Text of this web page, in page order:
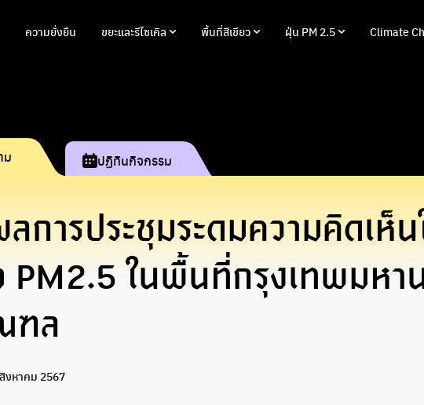
ความยั่งยืน ขยะและรีไซเคิล พื้นที่สีเขียว ฝุ่น PM 2.5 Climate
ม ปฏิทินกิจกรรม
การประชุมระดมความคิดเห็น
PM2.5 ในพื้นที่กรุงเทพมหา
ฑล
งหาคม 2567